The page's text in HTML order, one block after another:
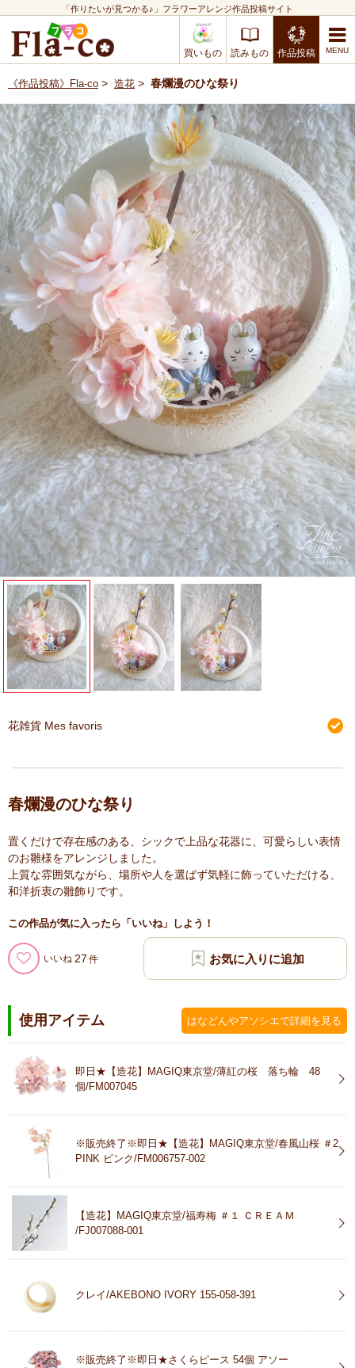
「作りたいが見つかる♪」フラワーアレンジ作品投稿サイト
買いもの 読みもの 作品投稿
《作品投稿》Fla-co > 造花 > 春爛漫のひな祭り
花雑貨 Mes favoris
春爛漫のひな祭り
置くだけで存在感のある、シックで上品な花器に、可愛らしい表情
のお雛様をアレンジしました。
上質な雰囲気ながら、場所や人を選ばず気軽に飾っていただける、
和洋折衷の雛飾りです。
この作品が気に入ったら「いいね」しよう！
いいね 27
使用アイテム はなどんやアソシエで詳細を見る
即日★【造花】MAGIQ東京堂/薄紅の桜 落ち輪 48
個/FM007045
※販売終了※即日★【造花】MAGIQ東京堂/春風山桜 ＃2
PINK ピンク/FM006757-002
【造花】MAGIQ東京堂/福寿梅 ＃１ ＣＲＥＡＭ
/FJ007088-001
クレイ/AKEBONO IVORY 155-058-391
※販売終了※即日★さくらピース 54個 アソー